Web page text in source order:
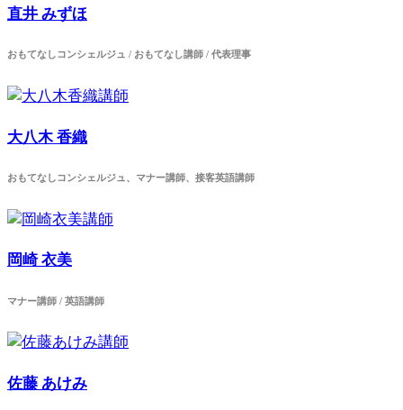
直井 みずほ
おもてなしコンシェルジュ / おもてなし講師 / 代表理事
大八木 香織
おもてなしコンシェルジュ、マナー講師、接客英語講師
岡崎 衣美
マナー講師 / 英語講師
佐藤 あけみ